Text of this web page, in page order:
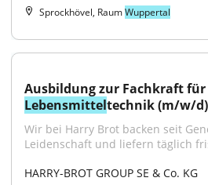
Sprockhövel, RaumWuppertal
Lebensmitteltechnik (m/w/d)
Wir bei Harry Brot backen seit
Leidenschaft und liefern täglich
HARRY-BROT GROUP SE & Co. KG